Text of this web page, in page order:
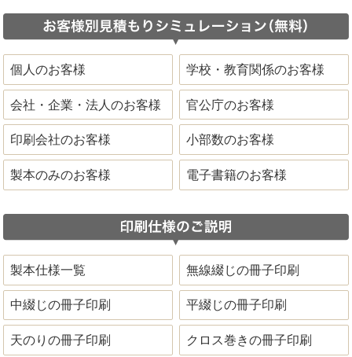
個人のお客様 学校・教育関係のお客様
会社・企業・法人のお客様 官公庁のお客様
印刷会社のお客様 小部数のお客様
製本のみのお客様 電子書籍のお客様
製本仕様一覧 無線綴じの冊子印刷
中綴じの冊子印刷 平綴じの冊子印刷
天のりの冊子印刷 クロス巻きの冊子印刷